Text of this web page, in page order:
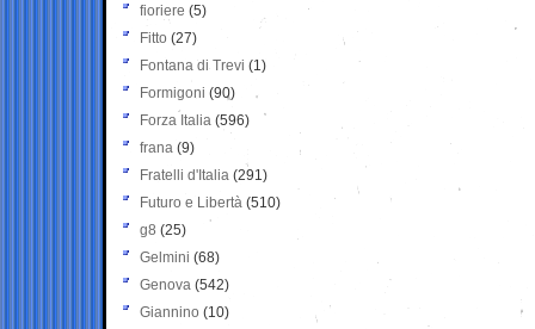
fioriere (5)
Fitto (27)
Fontana di Trevi (1)
Formigoni (90)
Forza Italia (596)
frana (9)
Fratelli d'Italia (291)
Futuro e Libertà (510)
g8 (25)
Gelmini (68)
Genova (542)
Giannino (10)